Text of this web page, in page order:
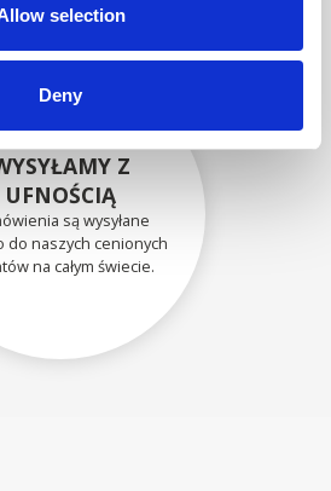
selection
Deny
materiałów.
Z
UFNOŚCIĄ
są wysyłane
do naszych cenionych
na całym świecie.